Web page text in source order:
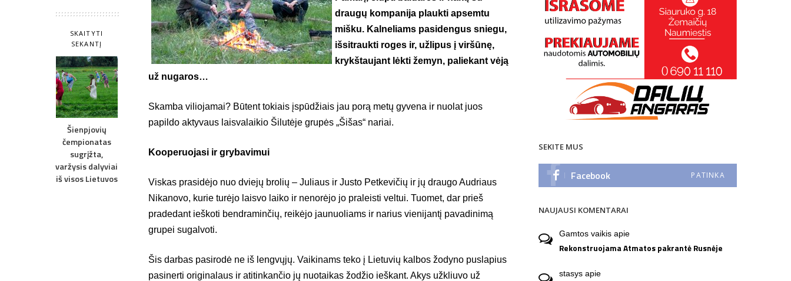
SKAITYTI
SEKANTĮ
Šienpjovių
čempionatas
sugrįžta,
varžysis dalyviai
iš visos Lietuvos
draugų kompanija plaukti apsemtu
mišku. Kalneliams pasidengus sniegu,
išsitraukti roges ir, užlipus į viršūnę,
krykštaujant lėkti žemyn, paliekant vėją
už nugaros…
Skamba viliojamai? Būtent tokiais įspūdžiais jau porą metų gyvena ir nuolat juos
papildo aktyvaus laisvalaikio Šilutėje grupės „Šišas“ nariai.
Kooperuojasi ir grybavimui
Viskas prasidėjo nuo dviejų brolių – Juliaus ir Justo Petkevičių ir jų draugo Audriaus
Nikanovo, kurie turėjo laisvo laiko ir nenorėjo jo praleisti veltui. Tuomet, dar prieš
pradedant ieškoti bendraminčių, reikėjo jaunuoliams ir narius vienijantį pavadinimą
grupei sugalvoti.
Šis darbas pasirodė ne iš lengvųjų. Vaikinams teko į Lietuvių kalbos žodyno puslapius
pasinerti originalaus ir atitinkančio jų nuotaikas žodžio ieškant. Akys užkliuvo už
SEKITE MUS
Facebook PATINKA
NAUJAUSI KOMENTARAI
Gamtos vaikis apie
Rekonstruojama Atmatos pakrantė Rusnėje
stasys apie